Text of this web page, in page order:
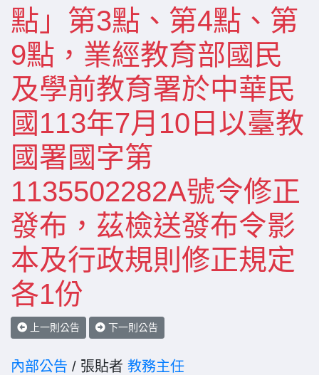
點」第3點、第4點、第
9點，業經教育部國民
及學前教育署於中華民
國113年7月10日以臺教
國署國字第
1135502282A號令修正
發布，茲檢送發布令影
本及行政規則修正規定
各1份
上一則公告 下一則公告
內部公告 / 張貼者 教務主任